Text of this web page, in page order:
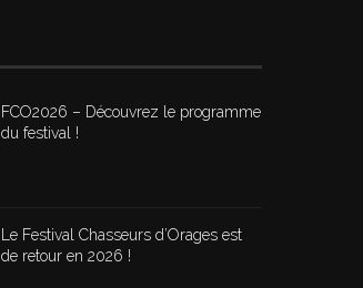
FCO2026 – Découvrez le programme
du festival !
Le Festival Chasseurs d’Orages est
de retour en 2026 !